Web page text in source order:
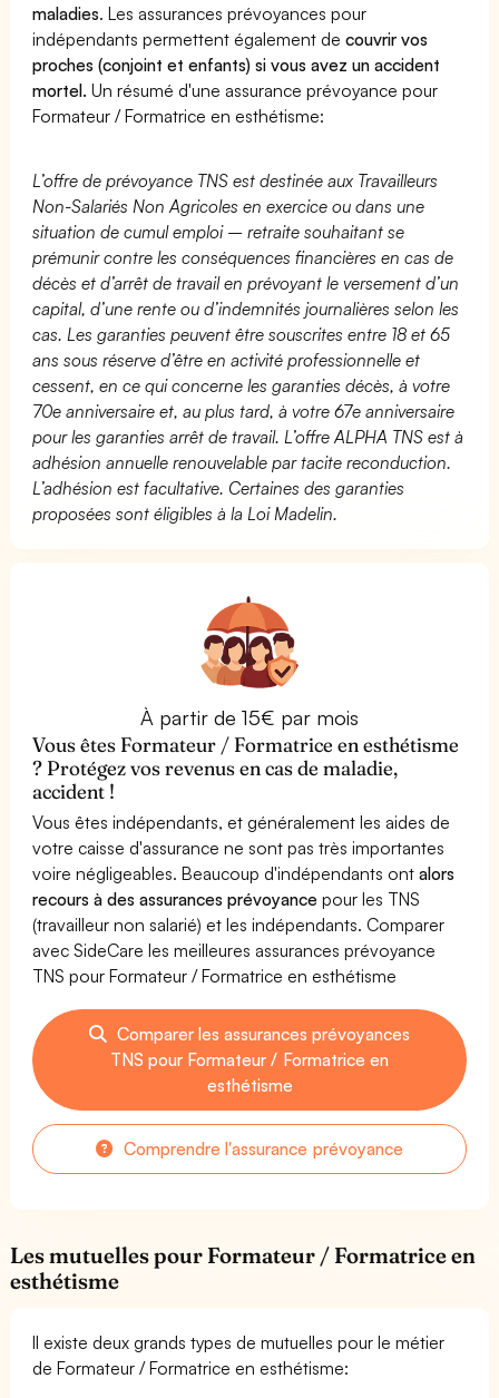
maladies. Les assurances prévoyances pour
indépendants permettent également decouvrir vos
proches (conjoint et enfants) si vous avez un accident
mortel. Un résumé d'une assurance prévoyance pour
Formateur / Formatrice en esthétisme:
L’offre de prévoyance TNS est destinée aux Travailleurs
Non-Salariés Non Agricoles en exercice ou dans une
situation de cumul emploi – retraite souhaitant se
prémunir contre les conséquences financières en cas de
décès et d’arrêt de travail en prévoyant le versement d’un
capital, d’une rente ou d’indemnités journalières selon les
cas. Les garanties peuvent être souscrites entre 18 et 65
ans sous réserve d’être en activité professionnelle et
cessent, en ce qui concerne les garanties décès, à votre
70e anniversaire et, au plus tard, à votre 67e anniversaire
pour les garanties arrêt de travail. L’offre ALPHA TNS est à
adhésion annuelle renouvelable par tacite reconduction.
L’adhésion est facultative. Certaines des garanties
proposées sont éligibles à la Loi Madelin.
À partir de 15€ par mois
Vous êtes Formateur / Formatrice en esthétisme
? Protégez vos revenus en cas de maladie,
accident !
Vous êtes indépendants, et généralement les aides de
votre caisse d'assurance ne sont pas très importantes
voire négligeables. Beaucoup d'indépendants ontalors
recours à des assurances prévoyance pour les TNS
(travailleur non salarié) et les indépendants. Comparer
avec SideCare les meilleures assurances prévoyance
TNS pour Formateur / Formatrice en esthétisme
Comparer les assurances prévoyances
TNS pour Formateur / Formatrice en
esthétisme
Comprendre l'assurance prévoyance
Les mutuelles pour Formateur / Formatrice en
esthétisme
Il existe deux grands types de mutuelles pour le métier
de Formateur / Formatrice en esthétisme: